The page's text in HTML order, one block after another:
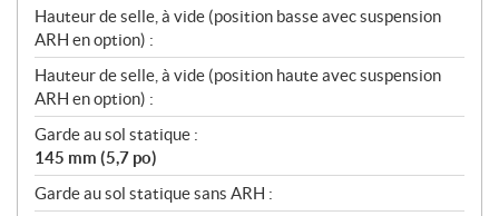
Hauteur de selle, à vide (position basse avec suspension
ARH en option) :
Hauteur de selle, à vide (position haute avec suspension
ARH en option) :
Garde au sol statique :
145 mm (5,7 po)
Garde au sol statique sans ARH :